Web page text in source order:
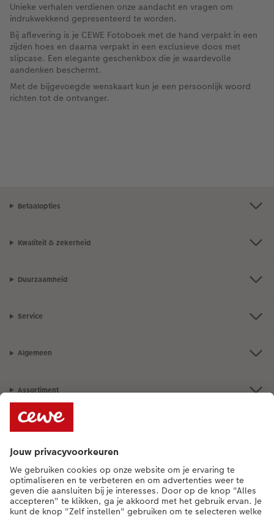
Unieke verhalen verdienen onze aandacht en vragen om ​​
indrukwekkend gepresenteerd te worden.
Bij aflevering is je CEWE Fotoboek met de hand verpakt in een
zijden hoes en daarna verpakt in een exclusieve doos met
slipcase. Een elegante geschenkbox die je waardevolle
aandenken beschermt.
Met de bijgevoegde wenskaart kun je een persoonlijk woord
richten tot de ontvanger.
Betaalopties
Kwaliteit & zekerheid
Duurzaamheid
Service
Algemeen
Assortiment
Als je een vraag hebt over een product of bestelling, bel ons dan gerust:
0341-255 400 [ma - vr 9:00 tot 20:00 u | za 9:00 tot 17:00 u | zo 12:00 tot
16:00 u]